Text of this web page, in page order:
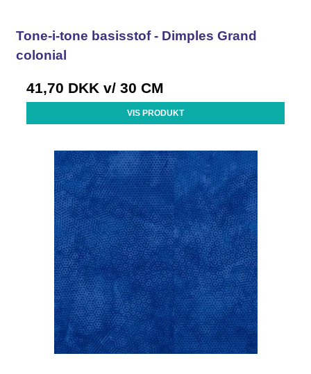
Tone-i-tone basisstof - Dimples Grand
colonial
41,70 DKK v/ 30 CM
VIS PRODUKT